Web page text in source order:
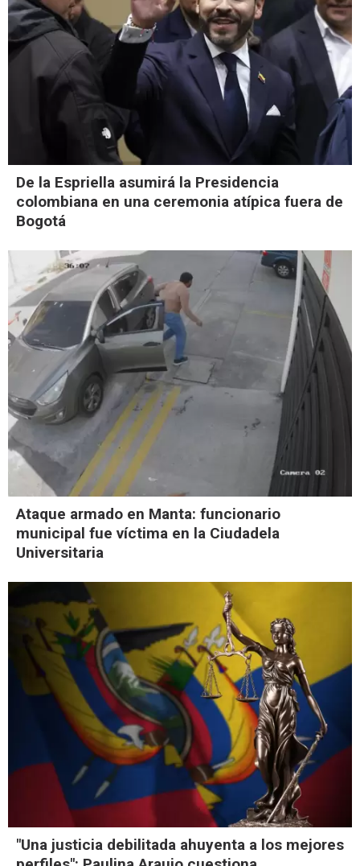
De la Espriella asumirá la Presidencia
colombiana en una ceremonia atípica fuera de
Bogotá
Ataque armado en Manta: funcionario
municipal fue víctima en la Ciudadela
Universitaria
"Una justicia debilitada ahuyenta a los mejores